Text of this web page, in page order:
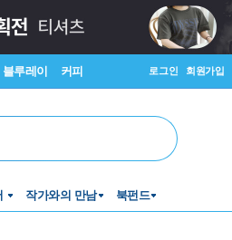
블루레이 커피 로그인 회원가입
작가와의 만남 북펀드